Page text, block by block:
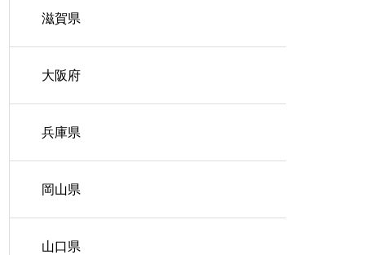
滋賀県
大阪府
兵庫県
岡山県
山口県